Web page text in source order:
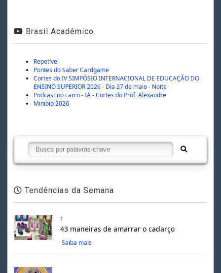
Brasil Acadêmico
Repetível
Pontes do Saber Cardgame
Cortes do IV SIMPÓSIO INTERNACIONAL DE EDUCAÇÃO DO
ENSINO SUPERIOR 2026 - Dia 27 de maio - Noite
Podcast no carro - IA - Cortes do Prof. Alexandre
Minibio 2026
Tendências da Semana
1
43 maneiras de amarrar o cadarço
Saiba mais